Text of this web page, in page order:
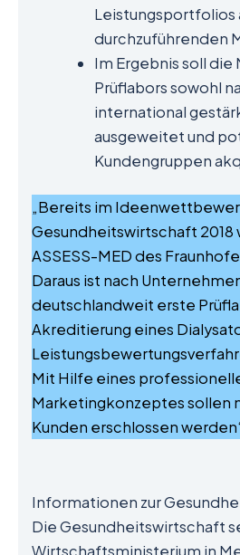
Leistungsportfolios
durchzuführenden
Im Ergebnis soll
Prüflabors sowohl
international
ausgeweitet und
Kundengruppen
„Bereits im
Gesundheitswirtschaft 2018
ASSESS-MED des
Daraus ist nach
deutschlandweit erste
Akreditierung eines
Mit Hilfe eines
Marketingkonzeptes sollen
Kunden erschlossen
Informationen zur
Die Gesundheitswirtschaft